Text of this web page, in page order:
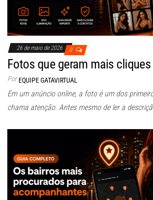
26 de maio de 2026 0
Fotos que geram mais cliques
Por EQUIPE GATAVIRTUAL
Em um anúncio online, a foto é um dos
chama atenção. Antes mesmo de ler a